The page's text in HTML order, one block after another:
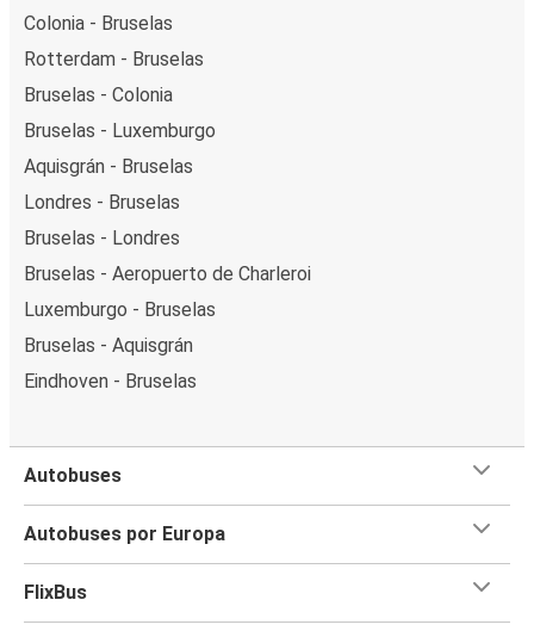
Colonia - Bruselas
Rotterdam - Bruselas
Bruselas - Colonia
Bruselas - Luxemburgo
Aquisgrán - Bruselas
Londres - Bruselas
Bruselas - Londres
Bruselas - Aeropuerto de Charleroi
Luxemburgo - Bruselas
Bruselas - Aquisgrán
Eindhoven - Bruselas
Autobuses
Autobuses por Europa
FlixBus